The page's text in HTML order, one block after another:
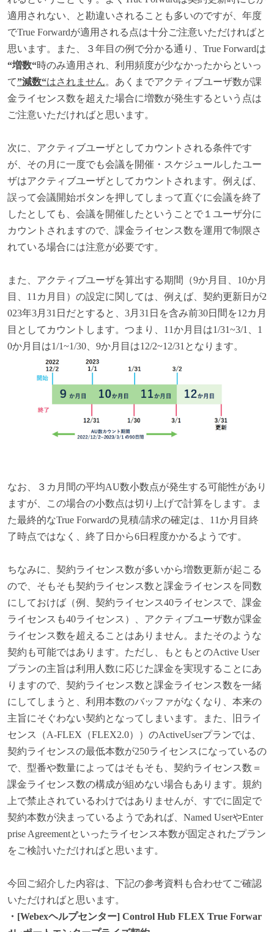
適用されない、と勘違いされることも多いのですが、年度
でTrue Forwardが適用される点は十分ご注意いただければと
思います。また、３年目の例で分かる通り、True Forwardは
“増数“時のみ適用され、利用頻度が少なかったからといっ
て”減数“はされません。あくまでアクティブユーザ数が課
金ライセンス数を超えた場合に増数が発生するという点は
ご注意いただければと思います。
次に、アクティブユーザとしてカウントされる条件です
が、その月に一度でも会議を開催・スケジュールしたユー
ザはアクティブユーザとしてカウントされます。例えば、
誤って会議開始ボタンを押してしまって直ぐに会議を終了
したとしても、会議を開催したということで１ユーザ分に
カウントされますので、課金ライセンス数を運用で制限さ
れている場合には注意が必要です。
また、アクティブユーザを算出する期間（9か月目、10か月
目、11カ月目）の設定に関しては、例えば、契約更新日が2
023年3月31日だとすると、3月31日を含み前30日間を12カ月
目としてカウントします。つまり、11か月目は1/31~3/1、1
0か月目は1/1~1/30、9か月目は12/2~12/31となります。
なお、３カ月間の平均AU数小数点が発生する可能性があり
ますが、この場合の小数点は切り上げで計算をします。ま
た最終的なTrue Forwardの見積/請求の確定は、11か月目終
了時点ではなく、終了日から6日程度かかるようです。
ちなみに、契約ライセンス数が多いから増数更新が起こる
ので、そもそも契約ライセンス数と課金ライセンスを同数
にしておけば（例、契約ライセンス40ライセンスで、課金
ライセンスも40ライセンス）、アクティブユーザ数が課金
ライセンス数を超えることはありません。またそのような
契約も可能ではあります。ただし、もともとのActive User
プランの主旨は利用人数に応じた課金を実現することにあ
りますので、契約ライセンス数と課金ライセンス数を一緒
にしてしまうと、利用本数のバッファがなくなり、本来の
主旨にそぐわない契約となってしまいます。また、旧ライ
センス（A-FLEX（FLEX2.0））のActiveUserプランでは、
契約ライセンスの最低本数が250ライセンスになっているの
で、型番や数量によってはそもそも、契約ライセンス数＝
課金ライセンス数の構成が組めない場合もあります。規約
上で禁止されているわけではありませんが、すでに固定で
契約本数が決まっているようであれば、Named UserやEnter
prise Agreementといったライセンス本数が固定されたプラン
をご検討いただければと思います。
今回ご紹介した内容は、下記の参考資料も合わせてご確認
いただければと思います。
・[Webexヘルプセンター] Control Hub FLEX True Forwar